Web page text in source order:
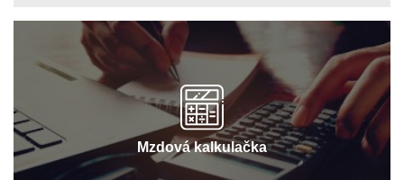
Mzdová kalkulačka